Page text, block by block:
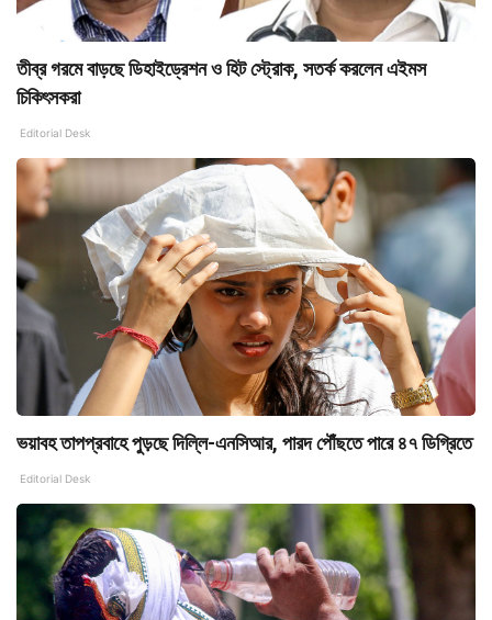
তীব্র গরমে বাড়ছে ডিহাইড্রেশন ও হিট স্ট্রোক, সতর্ক করলেন এইমস
চিকিৎসকরা
Editorial Desk
ভয়াবহ তাপপ্রবাহে পুড়ছে দিল্লি-এনসিআর, পারদ পৌঁছতে পারে ৪৭ ডিগ্রিতে
Editorial Desk